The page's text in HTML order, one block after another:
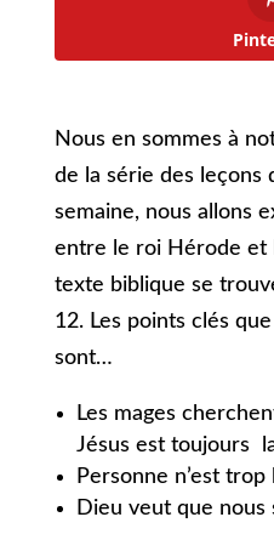
Nous en sommes à
de la série des leçons
semaine, nous allons
entre le roi Hérode et
texte biblique se
12. Les points clés
sont…
Les mages
Jésus est toujours
Personne n’est
Dieu veut que nous